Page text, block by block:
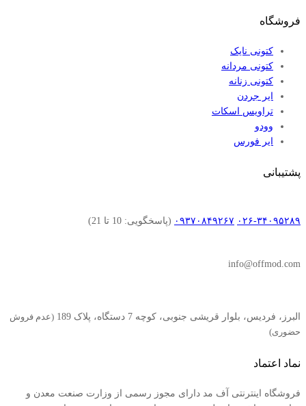
فروشگاه
کتونی نایک
کتونی مردانه
کتونی زنانه
ایر جردن
تراویس اسکات
وودو
ایر فورس
پشتیبانی
۰۲۶-۳۴۰۹۵۲۸۹ ۰۹۳۷۰۸۴۹۲۶۷ (پاسخگویی: 10 تا 21)
info@offmod.com
البرز، فردیس، بلوار قریشی جنوبی، کوچه 7 دستگاه، پلاک 189
(عدم فروش
حضوری)
نماد اعتماد
فروشگاه اینترنتی آف مد دارای مجوز رسمی از وزارت صنعت معدن و